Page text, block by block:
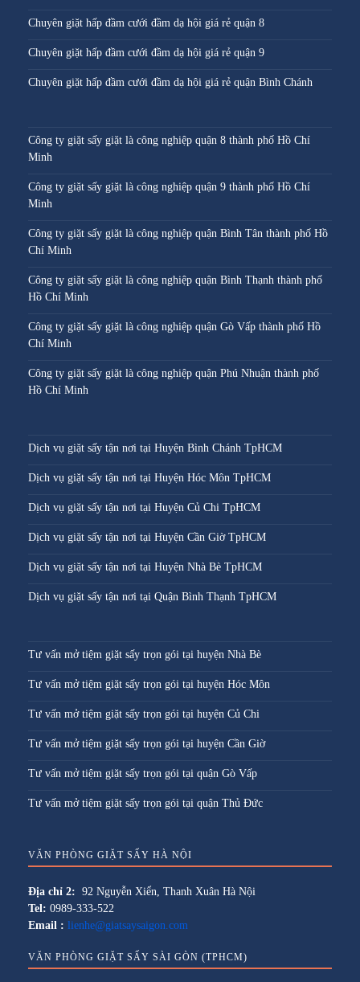
Chuyên giặt hấp đầm cưới đầm dạ hội giá rẻ quận 8
Chuyên giặt hấp đầm cưới đầm dạ hội giá rẻ quận 9
Chuyên giặt hấp đầm cưới đầm dạ hội giá rẻ quận Bình Chánh
Công ty giặt sấy giặt là công nghiệp quận 8 thành phố Hồ Chí
Minh
Công ty giặt sấy giặt là công nghiệp quận 9 thành phố Hồ Chí
Minh
Công ty giặt sấy giặt là công nghiệp quận Bình Tân thành phố Hồ
Chí Minh
Công ty giặt sấy giặt là công nghiệp quận Bình Thạnh thành phố
Hồ Chí Minh
Công ty giặt sấy giặt là công nghiệp quận Gò Vấp thành phố Hồ
Chí Minh
Công ty giặt sấy giặt là công nghiệp quận Phú Nhuận thành phố
Hồ Chí Minh
Dịch vụ giặt sấy tận nơi tại Huyện Bình Chánh TpHCM
Dịch vụ giặt sấy tận nơi tại Huyện Hóc Môn TpHCM
Dịch vụ giặt sấy tận nơi tại Huyện Củ Chi TpHCM
Dịch vụ giặt sấy tận nơi tại Huyện Cần Giờ TpHCM
Dịch vụ giặt sấy tận nơi tại Huyện Nhà Bè TpHCM
Dịch vụ giặt sấy tận nơi tại Quận Bình Thạnh TpHCM
Tư vấn mở tiệm giặt sấy trọn gói tại huyện Nhà Bè
Tư vấn mở tiệm giặt sấy trọn gói tại huyện Hóc Môn
Tư vấn mở tiệm giặt sấy trọn gói tại huyện Củ Chi
Tư vấn mở tiệm giặt sấy trọn gói tại huyện Cần Giờ
Tư vấn mở tiệm giặt sấy trọn gói tại quận Gò Vấp
Tư vấn mở tiệm giặt sấy trọn gói tại quận Thủ Đức
VĂN PHÒNG GIẶT SẤY HÀ NỘI
Địa chỉ 2: 92 Nguyễn Xiển, Thanh Xuân Hà Nội
Tel: 0989-333-522
Email : lienhe@giatsaysaigon.com
VĂN PHÒNG GIẶT SẤY SÀI GÒN (TPHCM)